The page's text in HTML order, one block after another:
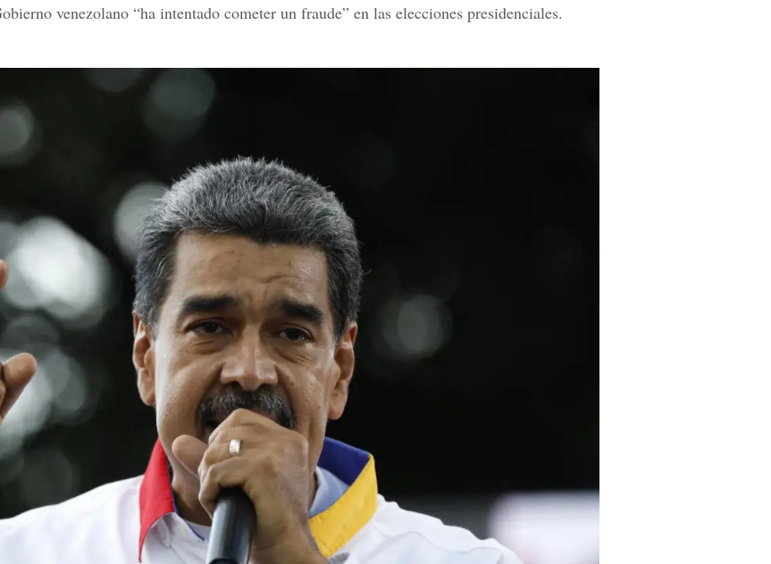
venezolano “ha intentado cometer un fraude” en las elecciones presidenciales.